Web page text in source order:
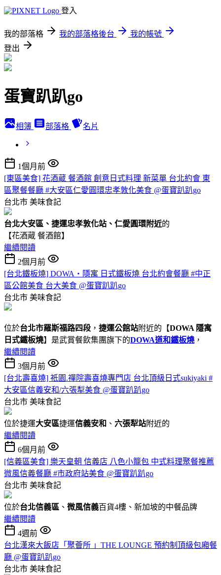
登入
我的部落格 我的部落格後台
我的帳號
登出
蛋寶趴趴go
相簿 部落格 名片
1個月前
[東區美食] 花酒蔵 餐酒館 創意日式料理 新菜單 台北約會 東
區聚餐餐廳 #大安區仁愛圓環忠孝敦化美食 @蛋寶趴趴go
台北市 美味食記
台北大安區、捷運忠孝敦化站、仁愛圓環附近的
【花酒蔵 餐酒館】
繼續閱讀
2個月前
[台北鐵板燒] DOWA・隱寓 日式鐵板燒 台北約會餐廳 #中正
區公館美食 台大美食 @蛋寶趴趴go
台北市 美味食記
位於台北市羅斯福路四段 ， 捷運公館站附近的【DOWA 隱寓
日式鐵板燒】是武賞餐飲集團旗下的DOWA道和鐵板燒 ，
繼續閱讀
3個月前
[台北壽喜燒] 祇園.禪院壽喜燒專門店 台北頂級日式sukiyaki #
大安區信義安和/六張犁美食 @蛋寶趴趴go
台北市 美味食記
位於捷運大安區捷運信義安和 、 六張犁站附近的
繼續閱讀
6個月前
[信義區美食] 樂天皇朝 信義店 八色小籠包 中式料理聚餐推薦
微風信義餐廳 #市政府站美食 @蛋寶趴趴go
台北市 美味食記
位於台北信義區 、 微風信義百貨4樓、新加坡的中餐品牌
繼續閱讀
4週前
台北漢來大飯店「聚薈所 」THE LOUNGE 預約制頂級包廂餐
廳 @蛋寶趴趴go
台北市 美味食記